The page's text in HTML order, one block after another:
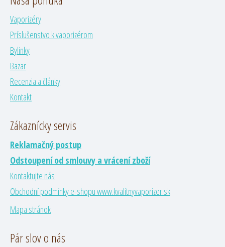
Vaporizéry
Príslušenstvo k vaporizérom
Bylinky
Bazar
Recenzia a články
Kontakt
Zákaznícky servis
Reklamačný postup
Odstoupení od smlouvy a vrácení zboží
Kontaktujte nás
Obchodní podmínky e-shopu www.kvalitnyvaporizer.sk
Mapa stránok
Pár slov o nás